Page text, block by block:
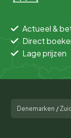
Actueel &
Direct
Lage prijzen
Denemarken /